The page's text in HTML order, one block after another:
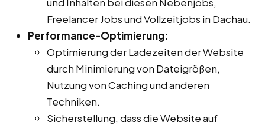
Freelancer Jobs und Vollzeitjobs in Dachau.
Performance-Optimierung:
Optimierung der Ladezeiten der Website
durch Minimierung von Dateigrößen,
Nutzung von Caching und anderen
Techniken.
Sicherstellung, dass die Website auf